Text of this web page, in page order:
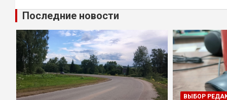
Последние новости
ВЫБОР